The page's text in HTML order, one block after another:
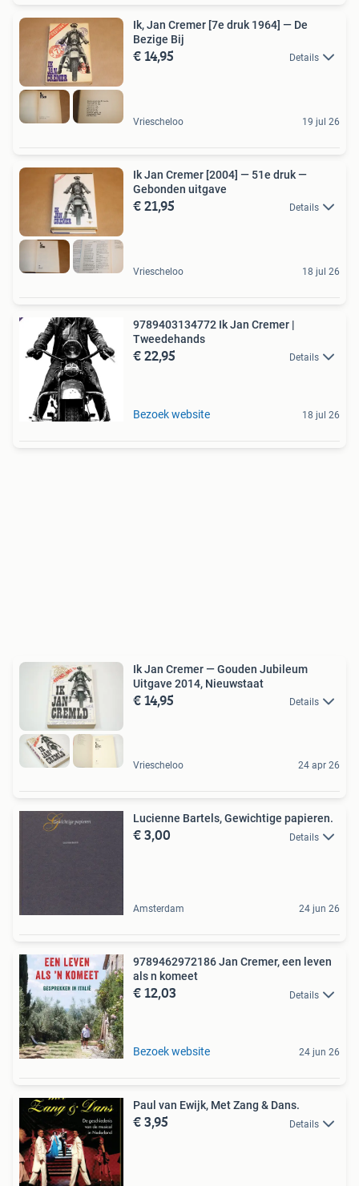
Ik, Jan Cremer [7e druk 1964] — De
Bezige Bij
€ 14,95 Details
Vriescheloo 19 jul 26
Ik Jan Cremer [2004] — 51e druk —
Gebonden uitgave
€ 21,95 Details
Vriescheloo 18 jul 26
9789403134772 Ik Jan Cremer |
Tweedehands
€ 22,95 Details
Bezoek website 18 jul 26
Ik Jan Cremer — Gouden Jubileum
Uitgave 2014, Nieuwstaat
€ 14,95 Details
Vriescheloo 24 apr 26
Lucienne Bartels, Gewichtige papieren.
€ 3,00 Details
Amsterdam 24 jun 26
9789462972186 Jan Cremer, een leven
als n komeet
€ 12,03 Details
Bezoek website 24 jun 26
Paul van Ewijk, Met Zang & Dans.
€ 3,95 Details